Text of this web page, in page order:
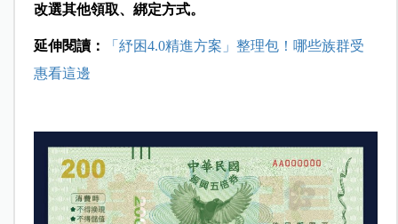
改選其他領取、綁定方式。
延伸閱讀：
「紓困4.0精進方案」整理包！哪些族群受
惠看這邊